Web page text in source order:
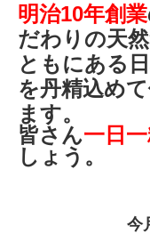
明治10年創業
だわりの天
ともにある
を丹精込め
ます。
皆さん一日
しょう。
今